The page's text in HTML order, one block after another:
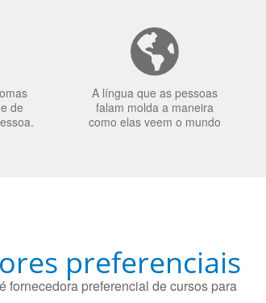
de
A língua que as pessoas
falam molda a maneira
como elas veem o mundo
preferenciais
fornecedora preferencial de cursos para